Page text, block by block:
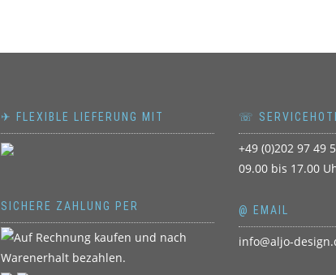
✈ FLEXIBLE LIEFERUNG MIT
SICHERE ZAHLUNG PER
☏
+49 (0)202 97 49
09.00 bis 17.00
@ EMAIL
info@aljo-